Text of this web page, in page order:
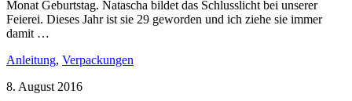
Monat Geburtstag. Natascha bildet das Schlusslicht bei unserer
Feierei. Dieses Jahr ist sie 29 geworden und ich ziehe sie immer
damit …
Anleitung, Verpackungen
8. August 2016